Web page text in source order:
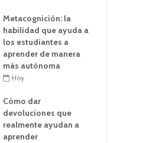
Metacognición: la
habilidad que ayuda a
los estudiantes a
aprender de manera
más autónoma
Hoy
Cómo dar
devoluciones que
realmente ayudan a
aprender